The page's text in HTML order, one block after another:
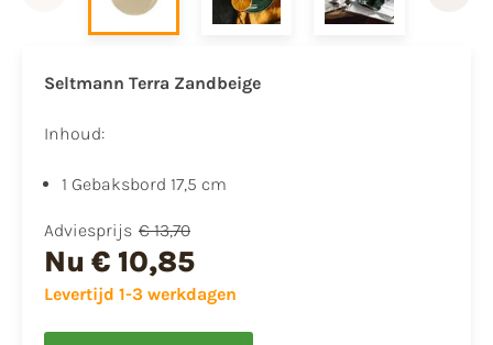
Seltmann Terra Zandbeige
Inhoud:
1 Gebaksbord 17,5 cm
Adviesprijs € 13,70
Nu € 10,85
Levertijd 1-3 werkdagen